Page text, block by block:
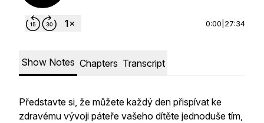
0:00 27:34
Show Notes Chapters Transcript
Představte si, že můžete každý den přispívat ke
zdravému vývoji páteře vašeho dítěte jednoduše tím,